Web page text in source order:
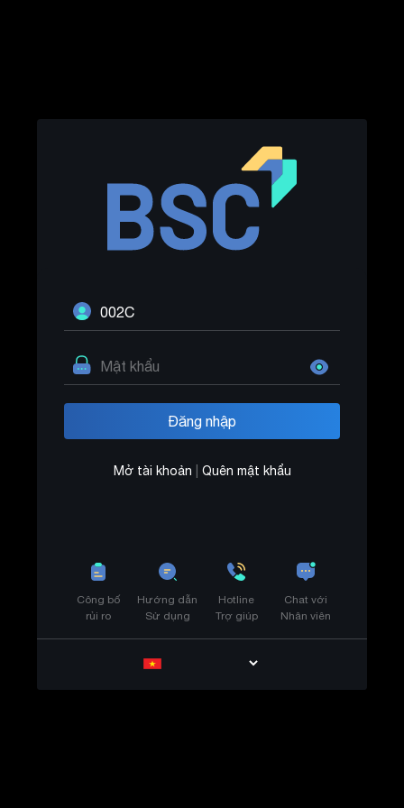
Mở tài khoản Quên mật khẩu
Công bố
rủi ro
Hướng dẫn
Sử dụng
Hotline
Trợ giúp
Chat với
Nhân viên